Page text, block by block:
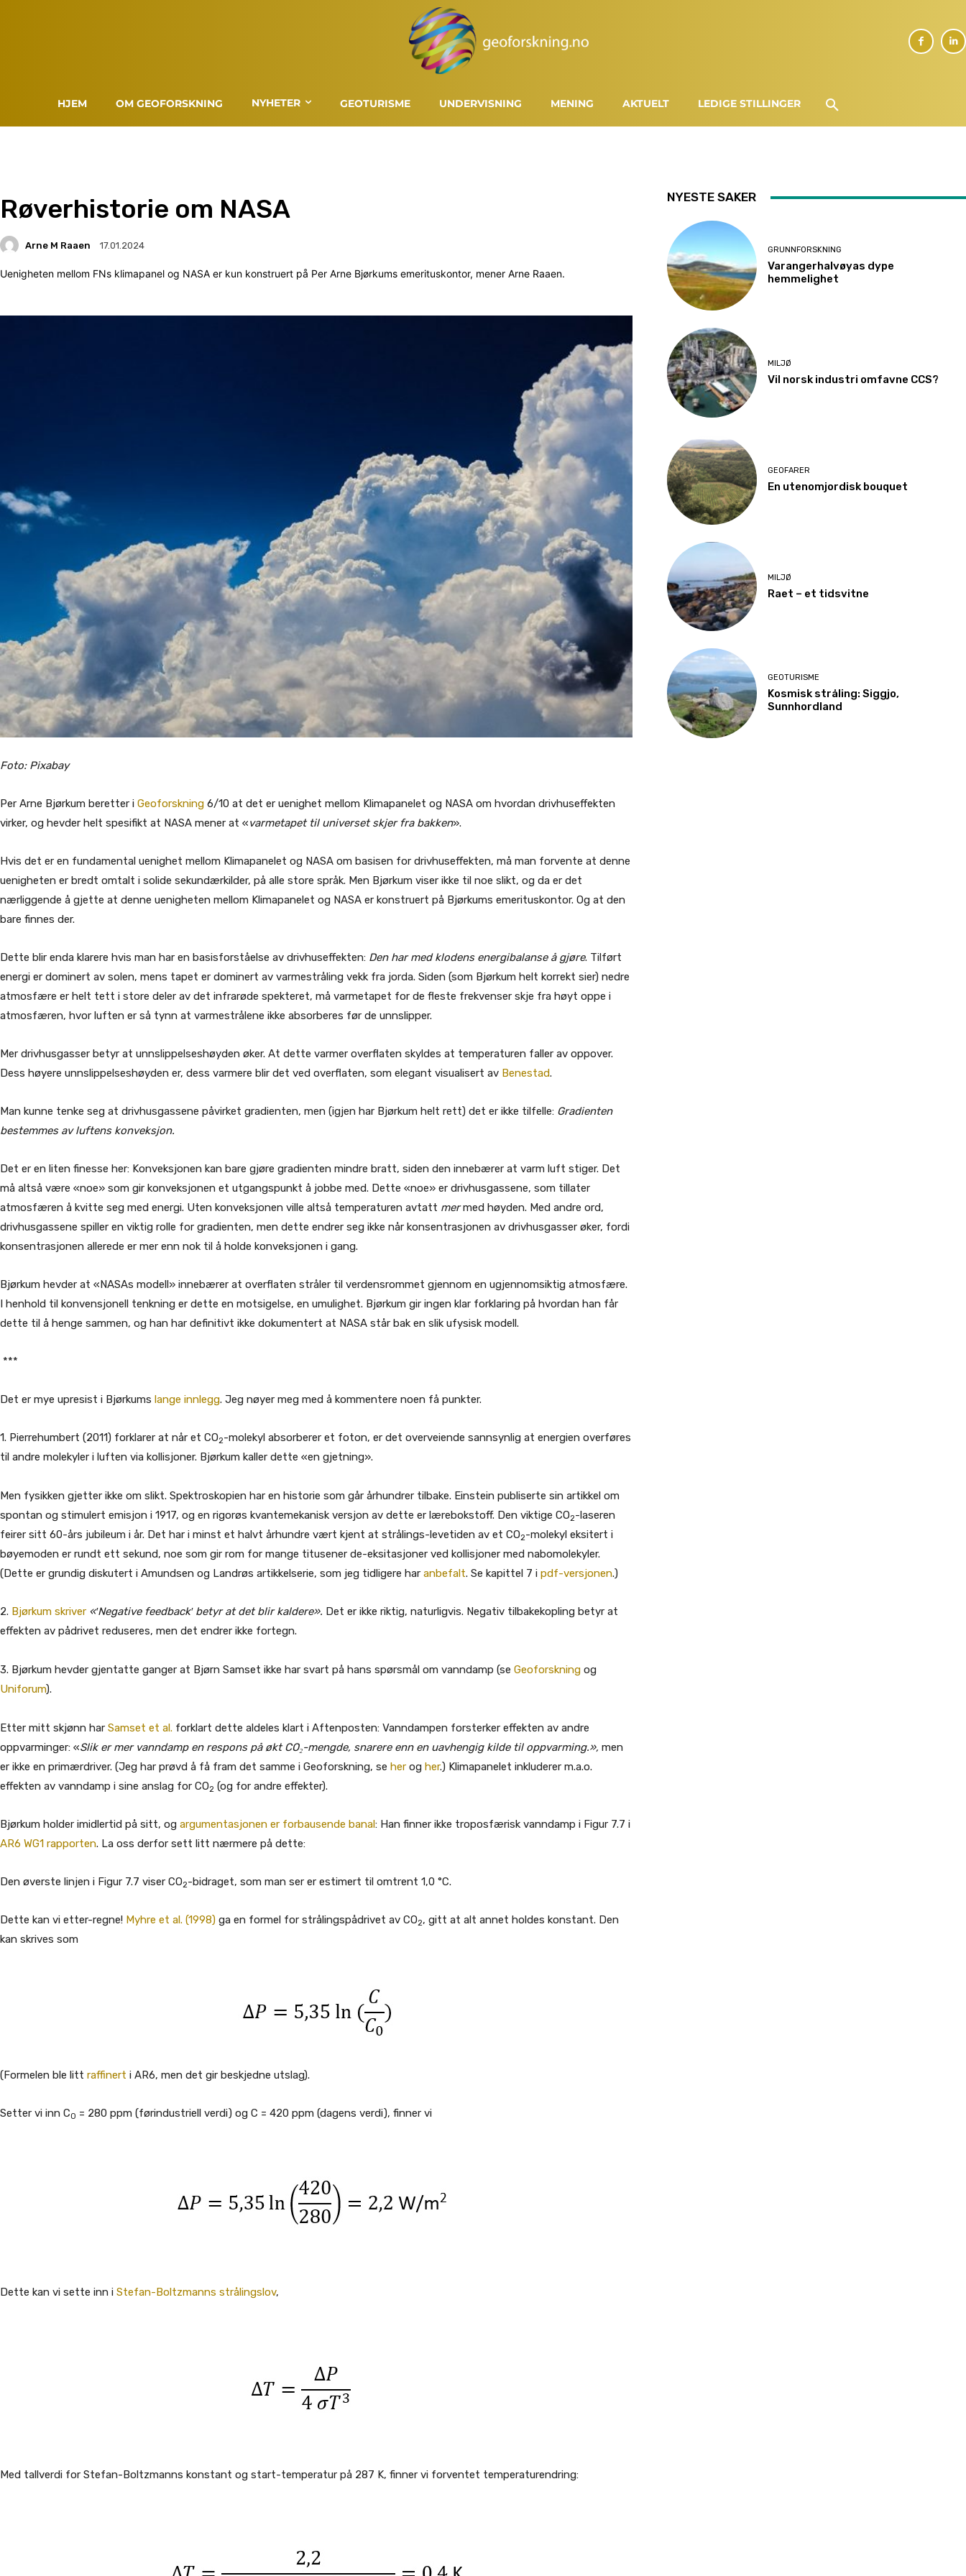
HJEM OM GEOFORSKNING NYHETER GEOTURISME UNDERVISNING MENING AKTUELT LEDIGE STILLINGER
Røverhistorie om NASA
Arne M Raaen 17.01.2024
Uenigheten mellom FNs klimapanel og NASA er kun konstruert på Per Arne Bjørkums emerituskontor, mener Arne Raaen.
Foto: Pixabay
Per Arne Bjørkum beretter i Geoforskning 6/10 at det er uenighet mellom Klimapanelet og NASA om hvordan drivhuseffekten
virker, og hevder helt spesifikt at NASA mener at «varmetapet til universet skjer fra bakken».
Hvis det er en fundamental uenighet mellom Klimapanelet og NASA om basisen for drivhuseffekten, må man forvente at denne
uenigheten er bredt omtalt i solide sekundærkilder, på alle store språk. Men Bjørkum viser ikke til noe slikt, og da er det
nærliggende å gjette at denne uenigheten mellom Klimapanelet og NASA er konstruert på Bjørkums emerituskontor. Og at den
bare finnes der.
Dette blir enda klarere hvis man har en basisforståelse av drivhuseffekten: Den har med klodens energibalanse å gjøre. Tilført
energi er dominert av solen, mens tapet er dominert av varmestråling vekk fra jorda. Siden (som Bjørkum helt korrekt sier) nedre
atmosfære er helt tett i store deler av det infrarøde spekteret, må varmetapet for de fleste frekvenser skje fra høyt oppe i
atmosfæren, hvor luften er så tynn at varmestrålene ikke absorberes før de unnslipper.
Mer drivhusgasser betyr at unnslippelseshøyden øker. At dette varmer overflaten skyldes at temperaturen faller av oppover.
Dess høyere unnslippelseshøyden er, dess varmere blir det ved overflaten, som elegant visualisert av Benestad.
Man kunne tenke seg at drivhusgassene påvirket gradienten, men (igjen har Bjørkum helt rett) det er ikke tilfelle: Gradienten
bestemmes av luftens konveksjon.
Det er en liten finesse her: Konveksjonen kan bare gjøre gradienten mindre bratt, siden den innebærer at varm luft stiger. Det
må altså være «noe» som gir konveksjonen et utgangspunkt å jobbe med. Dette «noe» er drivhusgassene, som tillater
atmosfæren å kvitte seg med energi. Uten konveksjonen ville altså temperaturen avtatt mermed høyden. Med andre ord,
drivhusgassene spiller en viktig rolle for gradienten, men dette endrer seg ikke når konsentrasjonen av drivhusgasser øker, fordi
konsentrasjonen allerede er mer enn nok til å holde konveksjonen i gang.
Bjørkum hevder at «NASAs modell» innebærer at overflaten stråler til verdensrommet gjennom en ugjennomsiktig atmosfære.
I henhold til konvensjonell tenkning er dette en motsigelse, en umulighet. Bjørkum gir ingen klar forklaring på hvordan han får
dette til å henge sammen, og han har definitivt ikke dokumentert at NASA står bak en slik ufysisk modell.
***
Det er mye upresist i Bjørkums lange innlegg. Jeg nøyer meg med å kommentere noen få punkter.
1. Pierrehumbert (2011) forklarer at når et CO­2-molekyl absorberer et foton, er det overveiende sannsynlig at energien overføres
til andre molekyler i luften via kollisjoner. Bjørkum kaller dette «en gjetning».
Men fysikken gjetter ikke om slikt. Spektroskopien har en historie som går århundrer tilbake. Einstein publiserte sin artikkel om
spontan og stimulert emisjon i 1917, og en rigorøs kvantemekanisk versjon av dette er lærebokstoff. Den viktige CO2-laseren
feirer sitt 60-års jubileum i år. Det har i minst et halvt århundre vært kjent at strålings-levetiden av et CO2-molekyl eksitert i
bøyemoden er rundt ett sekund, noe som gir rom for mange titusener de-eksitasjoner ved kollisjoner med nabomolekyler.
(Dette er grundig diskutert i Amundsen og Landrøs artikkelserie, som jeg tidligere har anbefalt. Se kapittel 7 i pdf-versjonen.)
2. Bjørkum skriver «′Negative feedback′ betyr at det blir kaldere». Det er ikke riktig, naturligvis. Negativ tilbakekopling betyr at
effekten av pådrivet reduseres, men det endrer ikke fortegn.
3. Bjørkum hevder gjentatte ganger at Bjørn Samset ikke har svart på hans spørsmål om vanndamp (se Geoforskning og
Uniforum).
Etter mitt skjønn har Samset et al. forklart dette aldeles klart i Aftenposten: Vanndampen forsterker effekten av andre
oppvarminger: «Slik er mer vanndamp en respons på økt CO₂-mengde, snarere enn en uavhengig kilde til oppvarming.», men
er ikke en primærdriver. (Jeg har prøvd å få fram det samme i Geoforskning, se her og her.) Klimapanelet inkluderer m.a.o.
effekten av vanndamp i sine anslag for CO2 (og for andre effekter).
Bjørkum holder imidlertid på sitt, og argumentasjonen er forbausende banal: Han finner ikke troposfærisk vanndamp i Figur 7.7 i
AR6 WG1 rapporten. La oss derfor sett litt nærmere på dette:
Den øverste linjen i Figur 7.7 viser CO2-bidraget, som man ser er estimert til omtrent 1,0 °C.
Dette kan vi etter-regne! Myhre et al. (1998) ga en formel for strålingspådrivet av CO2, gitt at alt annet holdes konstant. Den
kan skrives som
(Formelen ble litt raffinert i AR6, men det gir beskjedne utslag).
Setter vi inn C0 = 280 ppm (førindustriell verdi) og C = 420 ppm (dagens verdi), finner vi
Dette kan vi sette inn i Stefan-Boltzmanns strålingslov,
Med tallverdi for Stefan-Boltzmanns konstant og start-temperatur på 287 K, finner vi forventet temperaturendring:
NYESTE SAKER
GRUNNFORSKNING
Varangerhalvøyas dype
hemmelighet
MILJØ
Vil norsk industri omfavne CCS?
GEOFARER
En utenomjordisk bouquet
MILJØ
Raet – et tidsvitne
GEOTURISME
Kosmisk stråling: Siggjo,
Sunnhordland